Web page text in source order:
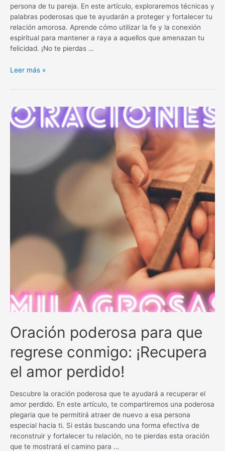
persona de tu pareja. En este artículo, exploraremos técnicas y
palabras poderosas que te ayudarán a proteger y fortalecer tu
relación amorosa. Aprende cómo utilizar la fe y la conexión
espiritual para mantener a raya a aquellos que amenazan tu
felicidad. ¡No te pierdas …
Oración
para
a
una
persona
¡Descubre
Leer más »
Oración poderosa para que
regrese conmigo: ¡Recupera
el amor perdido!
Descubre la oración poderosa que te ayudará a recuperar el
amor perdido. En este artículo, te compartiremos una poderosa
plegaria que te permitirá atraer de nuevo a esa persona
especial hacia ti. Si estás buscando una forma efectiva de
reconstruir y fortalecer tu relación, no te pierdas esta oración
que te mostrará el camino para …